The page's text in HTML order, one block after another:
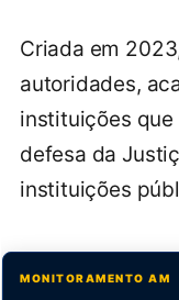
Criada em
autoridades,
instituições
defesa da
instituições
MONITORAMENTO AM